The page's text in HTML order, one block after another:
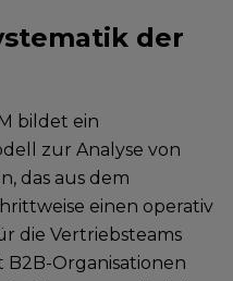
der
bildet ein
zur Analyse von
das aus dem
einen operativ
die Vertriebsteams
B2B-Organisationen